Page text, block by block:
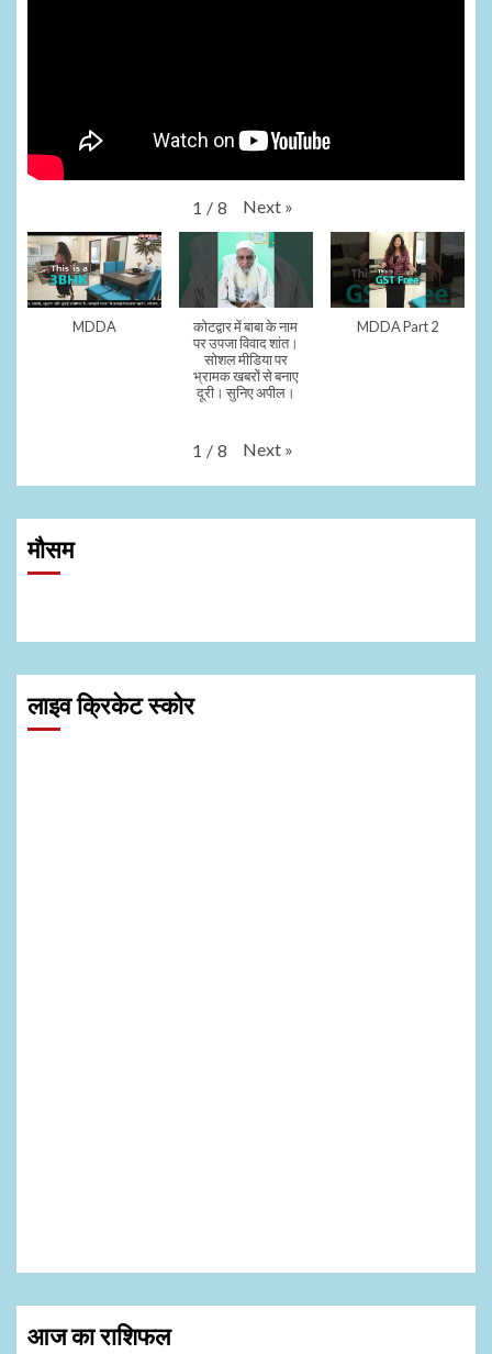
1 / 8 Next »
MDDA
कोटद्वार में बाबा के नाम
पर उपजा विवाद शांत।
सोशल मीडिया पर
भ्रामक खबरों से बनाए
दूरी। सुनिए अपील।
MDDA Part 2
1 / 8 Next »
मौसम
लाइव क्रिकेट स्कोर
आज का राशिफल